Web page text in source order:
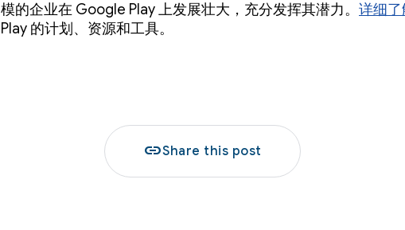
模的企业在 Google Play 上发展壮大，充分发挥其潜力。 详细了
Play 的计划、资源和工具。
linkShare this post